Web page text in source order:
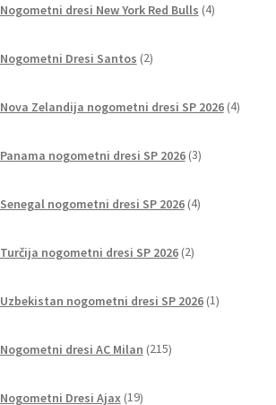
Nogometni dresi New York Red Bulls 4izdelki
Nogometni Dresi Santos 2izdelka
Nova Zelandija nogometni dresi SP 2026 4izdelki
Panama nogometni dresi SP 2026 3izdelki
Senegal nogometni dresi SP 2026 4izdelki
Turčija nogometni dresi SP 2026 2izdelka
Uzbekistan nogometni dresi SP 2026 1izdelek
Nogometni dresi AC Milan 215izdelkov
Nogometni Dresi Ajax 19